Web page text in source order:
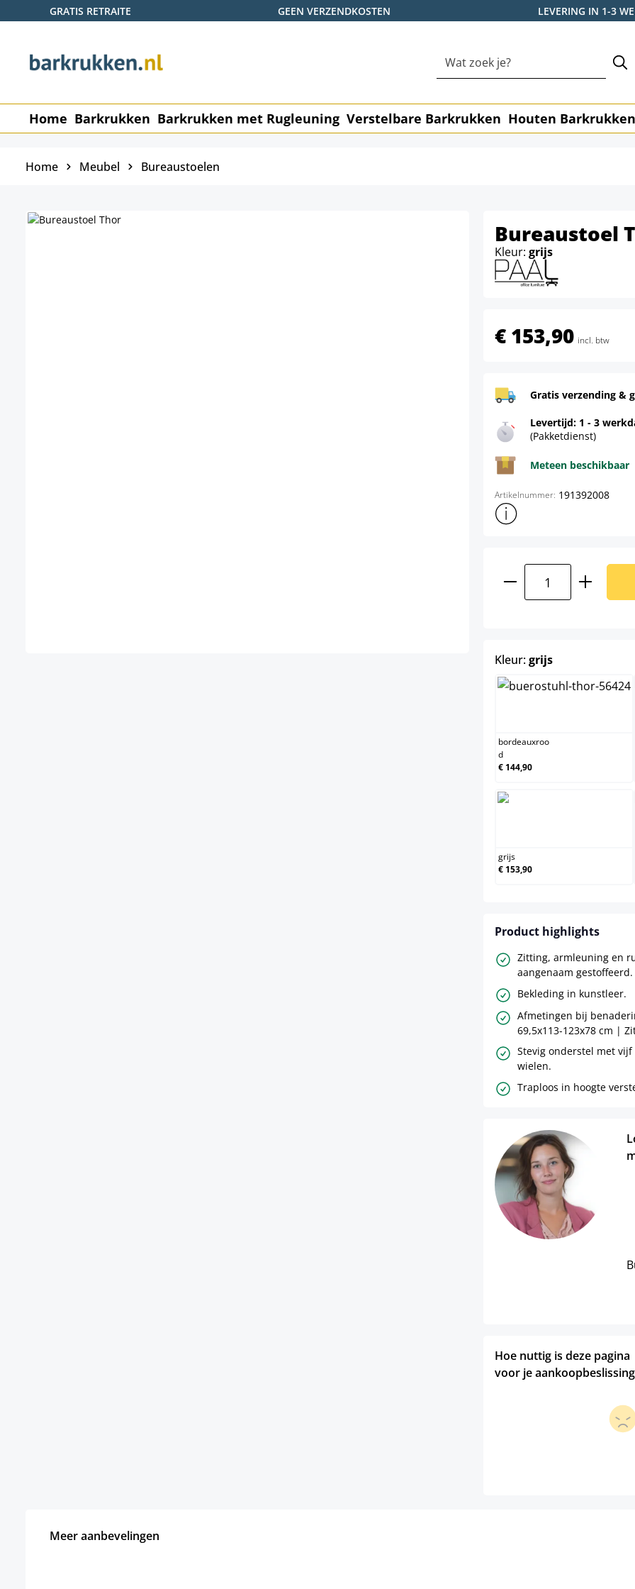
de hoofdinhoud
Ga naar de zoekopdracht
Ga naar de hoofdnavigatie
GRATIS RETRAITE GEEN VERZENDKOSTEN LEVERING IN 1-3
Home Barkrukken Barkrukken met Rugleuning Verstelbare Barkrukken Houten Barkrukken
Home Meubel Bureaustoelen
Bureaustoel
Kleur: grijs
€ 153,90 incl. btw
Gratis verzending &
Levertijd: 1 - 3
(Pakketdienst)
Meteen beschikbaar
Artikelnummer: 191392008
Toon meer productinformatie
Kleur:grijsselect
bordeauxroo
d
€ 144,90
grijs
€ 153,90
Product highlights
Zitting, armleuning en
aangenaam gestoffeerd.
Bekleding in kunstleer.
Afmetingen bij
69,5x113-123x78 cm |
Stevig onderstel met
wielen.
Traploos in hoogte
Hoe nuttig is deze pagina
voor je
Meer aanbevelingen